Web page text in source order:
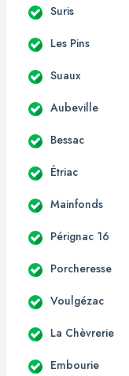
Suris
Les Pins
Suaux
Aubeville
Bessac
Étriac
Mainfonds
Pérignac 16
Porcheresse
Voulgézac
La Chèvrerie
Embourie